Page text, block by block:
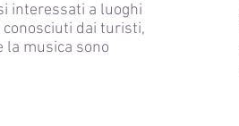
interessati a luoghi
dai turisti,
la musica sono